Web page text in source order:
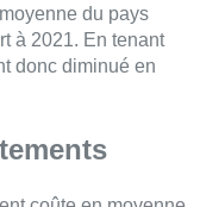
du pays
à 2021. En tenant
donc diminué en